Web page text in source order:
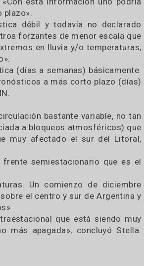
la posible ocurrencia
primavera pasada», comentó
de la TSM en la región
y relacionar con los datos
año: «Con esta información
largo plazo».
débil y todavía no
otros forzantes de menor
extremos en lluvia y/o
(días a semanas)
los pronósticos a más corto
el SMN.
una circulación bastante
asociada a bloqueos
fue muy afectado el sur
un frente semiestacionario